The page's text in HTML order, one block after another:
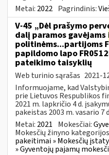
Metai: 2022 Pagrindinis:
V-45 „Dėl prašymo
dalį paramos gavėjams
politinėms...partijoms
papildomo lapo
pateikimo taisyklių
Web turinio sąrašas 2021-
Informuojame, kad
prie Lietuvos Respublikos
2021 m. lapkričio 4 d.
pakeistas 2003 m. vasario 7
Metai: 2021 Mokesčiai:
Mokesčių žinyno
pakeitimai » Mokesčių
» Gyventojų pajamų